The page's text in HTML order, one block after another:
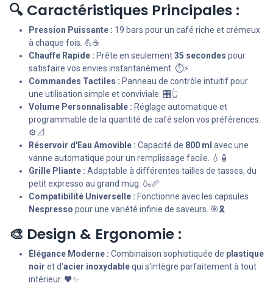
🔍 Caractéristiques Principales :
Pression Puissante : 19 bars pour un café riche et crémeux
à chaque fois. 💪☕️
Chauffe Rapide : Prête en seulement35 secondes pour
satisfaire vos envies instantanément. ⏱️⚡
Commandes Tactiles : Panneau de contrôle intuitif pour
une utilisation simple et conviviale. 🎛️👆
Volume Personnalisable : Réglage automatique et
programmable de la quantité de café selon vos préférences.
⚙️📐
Réservoir d'Eau Amovible : Capacité de 800 ml avec une
vanne automatique pour un remplissage facile. 💧🧴
Grille Pliante : Adaptable à différentes tailles de tasses, du
petit expresso au grand mug. 🍶📏
Compatibilité Universelle : Fonctionne avec les capsules
Nespresso pour une variété infinie de saveurs. 🎯🎗️
🎨 Design & Ergonomie :
Élégance Moderne : Combinaison sophistiquée de plastique
noir et d'acier inoxydablequi s'intègre parfaitement à tout
intérieur. 🖤✨